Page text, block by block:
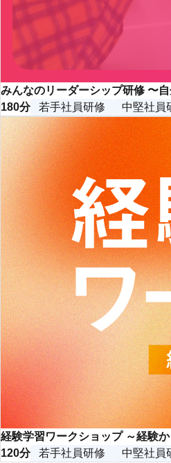
みんなのリーダーシップ研修 〜
180分
若手社員研修 中堅社員
経験学習ワークショップ ～経験
120分
若手社員研修
中堅社員